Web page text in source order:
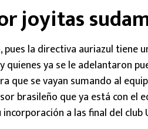
joyitas
la directiva auriazul tiene
quienes ya se le adelantaron
que se vayan sumando al
brasileño que ya está con el
a las final del club